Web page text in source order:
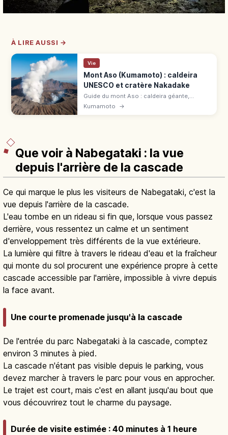
À LIRE AUSSI →
Vie
Mont Aso (Kumamoto) : caldeira
UNESCO et cratère Nakadake
Guide du mont Aso : caldeira géante,
cratère Nakadake, Kusasenri et Daikanbō,
Kumamoto →
Que voir à Nabegataki : la vue
depuis l'arrière de la cascade
Ce qui marque le plus les visiteurs de Nabegataki, c'est la
vue depuis l'arrière de la cascade.
L'eau tombe en un rideau si fin que, lorsque vous passez
derrière, vous ressentez un calme et un sentiment
d'enveloppement très différents de la vue extérieure.
La lumière qui filtre à travers le rideau d'eau et la fraîcheur
qui monte du sol procurent une expérience propre à cette
cascade accessible par l'arrière, impossible à vivre depuis
la face avant.
Une courte promenade jusqu'à la cascade
De l'entrée du parc Nabegataki à la cascade, comptez
environ 3 minutes à pied.
La cascade n'étant pas visible depuis le parking, vous
devez marcher à travers le parc pour vous en approcher.
Le trajet est court, mais c'est en allant jusqu'au bout que
vous découvrirez tout le charme du paysage.
Durée de visite estimée : 40 minutes à 1 heure